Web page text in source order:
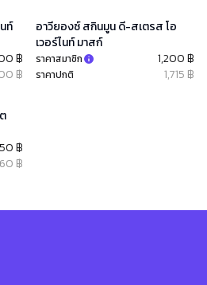
ท์
฿
฿
อาวียองซ์ สกินมูน ดี-สเตรส โอ
เวอร์ไนท์ มาสก์
ราคาสมาชิก 1,200 ฿
ราคาปกติ 1,715 ฿
฿
฿